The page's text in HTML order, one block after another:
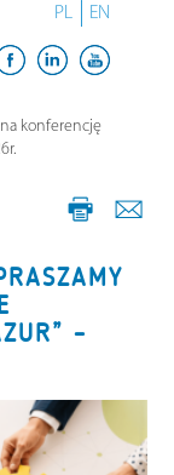
PL EN
konferencję
–